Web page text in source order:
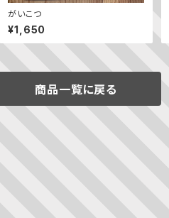
がいこつ
¥1,650
商品一覧に戻る